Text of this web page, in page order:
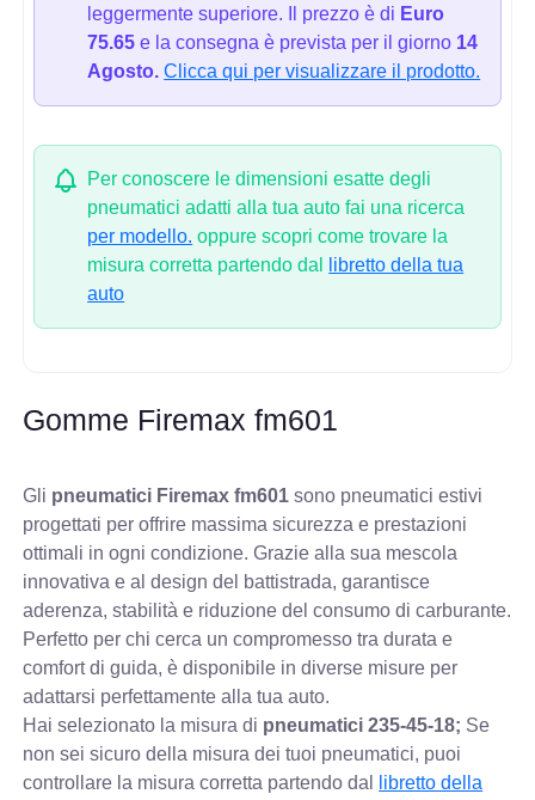
leggermente superiore. Il prezzo è di Euro
75.65 e la consegna è prevista per il giorno 14
Agosto. Clicca qui per visualizzare il prodotto.
Per conoscere le dimensioni esatte degli
pneumatici adatti alla tua auto fai una ricerca
per modello. oppure scopri come trovare la
misura corretta partendo dal
libretto della tua
auto
Gomme Firemax fm601
Gli pneumatici Firemax fm601 sono pneumatici estivi
progettati per offrire massima sicurezza e prestazioni
ottimali in ogni condizione. Grazie alla sua mescola
innovativa e al design del battistrada, garantisce
aderenza, stabilità e riduzione del consumo di carburante.
Perfetto per chi cerca un compromesso tra durata e
comfort di guida, è disponibile in diverse misure per
adattarsi perfettamente alla tua auto.
Hai selezionato la misura di pneumatici235-45-18; Se
non sei sicuro della misura dei tuoi pneumatici, puoi
controllare la misura corretta partendo dal
libretto della